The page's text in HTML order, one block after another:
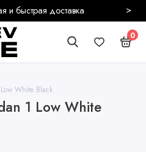
быстрая доставка >
0
White Black
1 Low White